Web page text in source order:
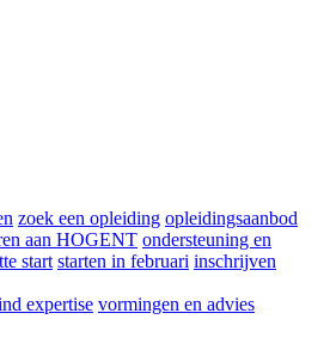
zoek een opleiding opleidingsaanbod
aan HOGENT ondersteuning en
start starten in februari inschrijven
expertise vormingen en advies